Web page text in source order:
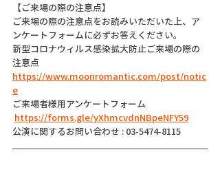
【ご来場の際の注意点】
ご来場の際の注意点をお読みいただいた上、ア
ンケートフォームに必ずお答えください。
新型コロナウィルス感染拡大防止ご来場の際の
注意点
https://www.moonromantic.com/post/notic
e
ご来場者様用アンケートフォーム
https://forms.gle/yXhmcvdnNBpeNFY59
公演に関するお問い合わせ : 03-5474-8115